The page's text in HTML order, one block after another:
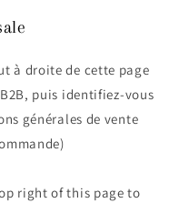
à droite de cette page
puis identifiez-vous
générales de vente
right of this page to